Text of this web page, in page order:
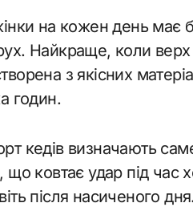
на кожен день має
Найкраще, коли верх
з якісних
годин.
кедів визначають
що ковтає удар під час
після насиченого